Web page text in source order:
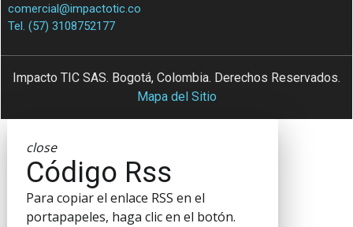
comercial@impactotic.co
Tel. (57) 3108752177
Impacto TIC SAS. Bogotá, Colombia. Derechos Reservados.
Mapa del Sitio
close
Código Rss
Para copiar el enlace RSS en el
portapapeles, haga clic en el botón.